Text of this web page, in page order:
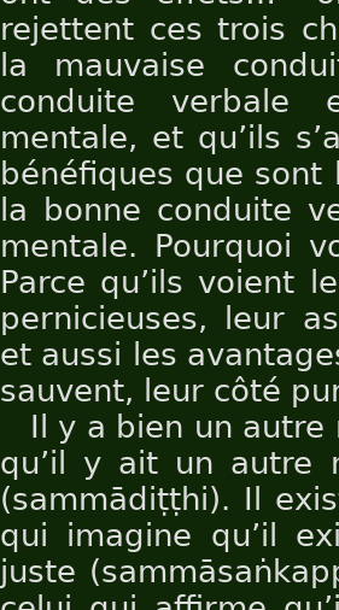
rejettent ces trois
la mauvaise
conduite verbale
mentale, et qu’ils
bénéfiques que
la bonne conduite
mentale. Pourquoi
Parce qu’ils voient
pernicieuses, leur
et aussi les
sauvent, leur côté
Il y a bien un
qu’il y ait un autre
(sammādiṭṭhi). Il
qui imagine qu’il
juste